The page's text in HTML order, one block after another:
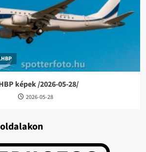
képek /2026-05-28/
2026-05-28